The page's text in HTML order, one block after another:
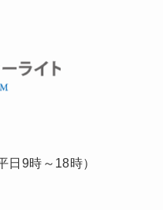
日9時～18時）